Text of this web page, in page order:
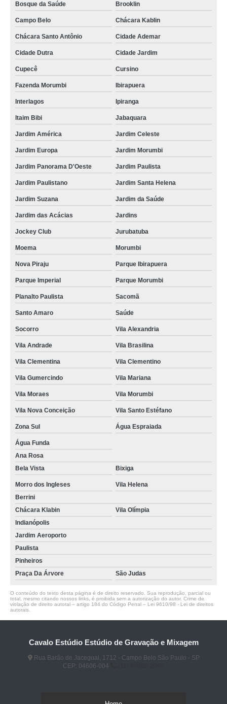
Bosque da Saúde Brooklin
Campo Belo Chácara Kablin
Chácara Santo Antônio Cidade Ademar
Cidade Dutra Cidade Jardim
Cupecê Cursino
Fazenda Morumbi Ibirapuera
Interlagos Ipiranga
Itaim Bibi Jabaquara
Jardim América Jardim Celeste
Jardim Europa Jardim Morumbi
Jardim Panorama D'Oeste Jardim Paulista
Jardim Paulistano Jardim Santa Helena
Jardim Suzana Jardim da Saúde
Jardim das Acácias Jardins
Jockey Club Jurubatuba
Moema Morumbi
Nova Piraju Parque Ibirapuera
Parque Imperial Parque Morumbi
Planalto Paulista Sacomã
Santo Amaro Saúde
Socorro Vila Alexandria
Vila Andrade Vila Brasilina
Vila Clementina Vila Clementino
Vila Gumercindo Vila Mariana
Vila Moraes Vila Morumbi
Vila Nova Conceição Vila Santo Estéfano
Zona Sul Água Espraiada
Água Funda
Ana Rosa
Bela Vista
Bixiga
Morro dos Ingleses
Vila Helena
Berrini
Chácara Klabin
Vila Olímpia
Indianópolis
Jardim Aeroporto
Paulista
Pinheiros
Praça Da Árvore
São Judas
O conteúdo do texto desta página é de direito reservado. Sua reprodução, parcial ou
total, mesmo citando nossos links, é proibida sem a autorização do autor. Crime de
violação de direito autoral – artigo 184 do Código Penal – Lei 9610/98 - Lei de direitos
autorais
Cavalo Estúdio Estúdio de Gravação e Mixagem
Rua Barão de Jaceguai, 1712 - Campo Belo São Paulo - SP
CEP: 04606-004